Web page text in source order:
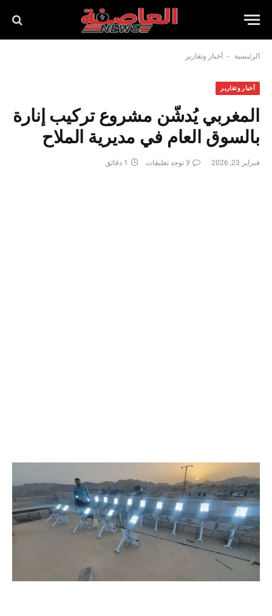
الرئيسية - أخبار وتقارير
أخبار وتقارير
المغربي يُدشّن مشروع تركيب إنارة
بالسوق العام في مديرية الملاح
فبراير 23, 2026 لا توجد تعليقات 1 دقائق